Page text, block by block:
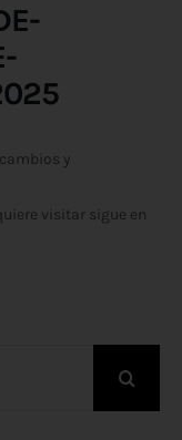
y
visitar sigue en